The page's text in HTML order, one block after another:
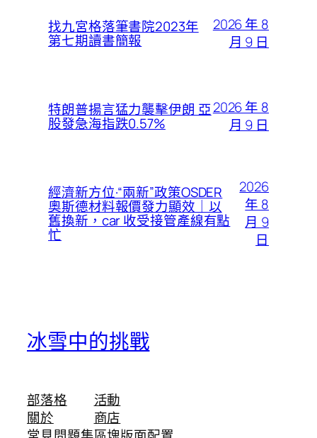
找九宮格落筆書院2023年
第七期讀書簡報
2026 年 8
月 9 日
特朗普揚言猛力襲擊伊朗 亞
股發急海指跌0.57%
2026 年 8
月 9 日
經濟新方位·“兩新”政策OSDER
奧斯德材料報價發力顯效｜以
舊換新，car 收受接管產線有點
忙
2026
年 8
月 9
日
冰雪中的挑戰
部落格
關於
活動
商店